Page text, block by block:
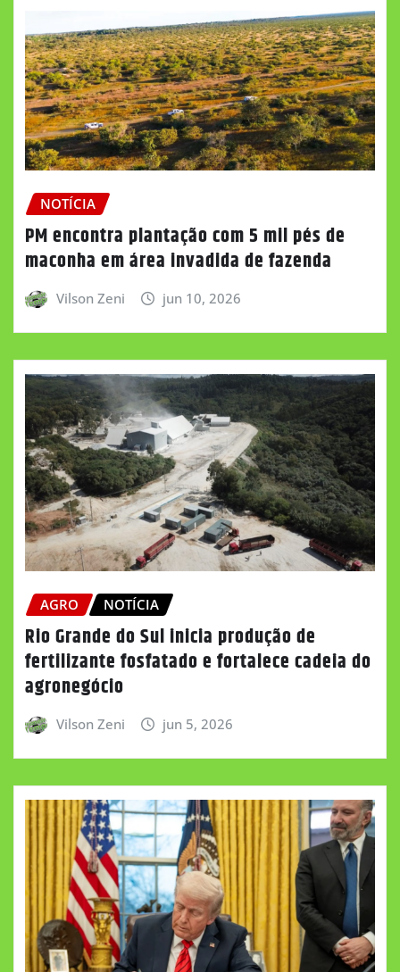
NOTÍCIA
PM encontra plantação com 5 mil pés de
maconha em área invadida de fazenda
Vilson Zeni jun 10, 2026
AGRO NOTÍCIA
Rio Grande do Sul inicia produção de
fertilizante fosfatado e fortalece cadeia do
agronegócio
Vilson Zeni jun 5, 2026